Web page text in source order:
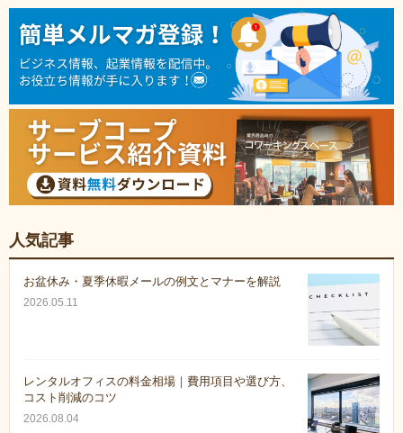
人気記事
お盆休み・夏季休暇メールの例文とマナーを解説
2026.05.11
レンタルオフィスの料金相場｜費用項目や選び方、
コスト削減のコツ
2026.08.04